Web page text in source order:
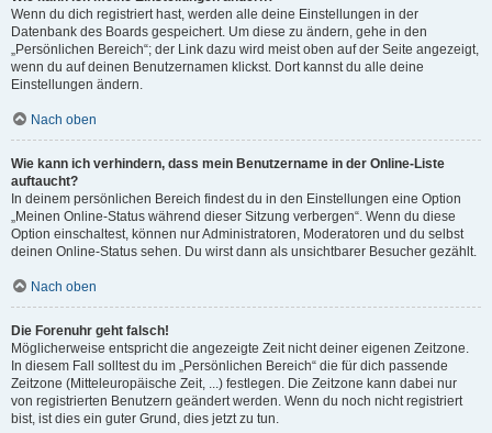
Wenn du dich registriert hast, werden alle deine Einstellungen in der
Datenbank des Boards gespeichert. Um diese zu ändern, gehe in den
„Persönlichen Bereich“; der Link dazu wird meist oben auf der Seite angezeigt,
wenn du auf deinen Benutzernamen klickst. Dort kannst du alle deine
Einstellungen ändern.
Nach oben
Wie kann ich verhindern, dass mein Benutzername in der Online-Liste
auftaucht?
In deinem persönlichen Bereich findest du in den Einstellungen eine Option
„Meinen Online-Status während dieser Sitzung verbergen“. Wenn du diese
Option einschaltest, können nur Administratoren, Moderatoren und du selbst
deinen Online-Status sehen. Du wirst dann als unsichtbarer Besucher gezählt.
Nach oben
Die Forenuhr geht falsch!
Möglicherweise entspricht die angezeigte Zeit nicht deiner eigenen Zeitzone.
In diesem Fall solltest du im „Persönlichen Bereich“ die für dich passende
Zeitzone (Mitteleuropäische Zeit, ...) festlegen. Die Zeitzone kann dabei nur
von registrierten Benutzern geändert werden. Wenn du noch nicht registriert
bist, ist dies ein guter Grund, dies jetzt zu tun.